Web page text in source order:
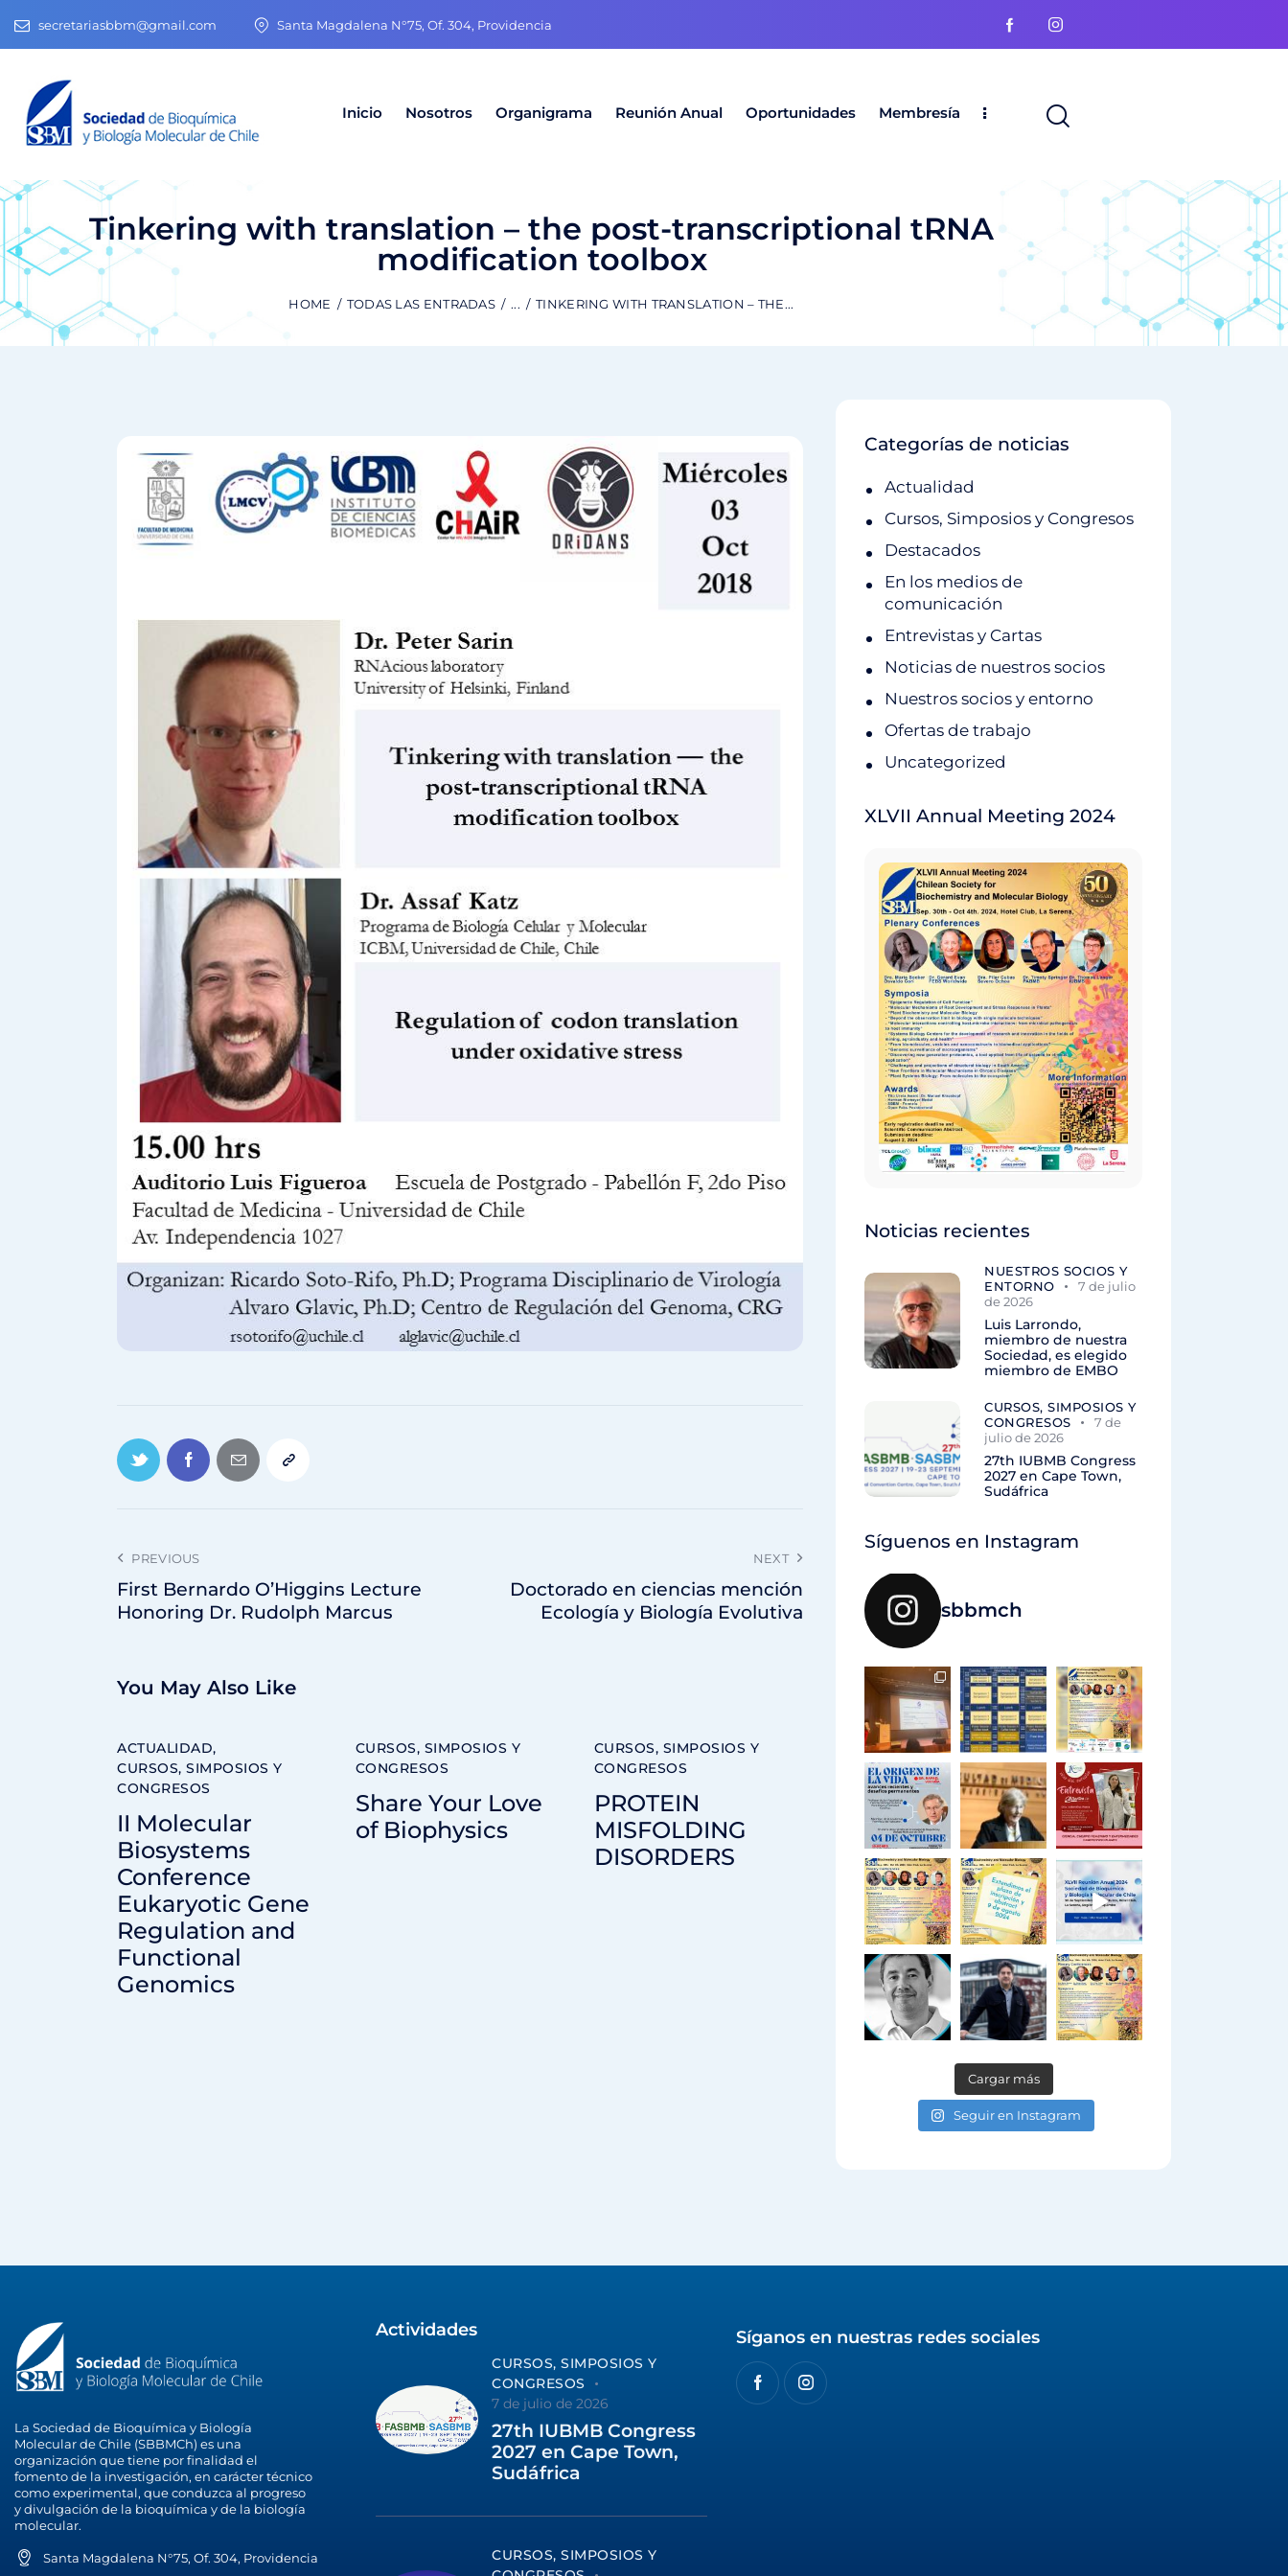
secretariasbbm@gmail.com Santa Magdalena N°75, Of. 304, Providencia
Inicio Nosotros Organigrama Reunión Anual Oportunidades Membresía
Tinkering with translation – the post-transcriptional tRNA
modification toolbox
HOME TODAS LAS ENTRADAS ... TINKERING WITH TRANSLATION – THE...
PREVIOUS
First Bernardo O’Higgins Lecture
Honoring Dr. Rudolph Marcus
NEXT
Doctorado en ciencias mención
Ecología y Biología Evolutiva
You May Also Like
ACTUALIDAD,
CURSOS, SIMPOSIOS Y
CONGRESOS
II Molecular
Biosystems
Conference
Eukaryotic Gene
Regulation and
Functional
Genomics
CURSOS, SIMPOSIOS Y
CONGRESOS
Share Your Love
of Biophysics
CURSOS, SIMPOSIOS Y
CONGRESOS
PROTEIN
MISFOLDING
DISORDERS
Categorías de noticias
Actualidad
Cursos, Simposios y Congresos
Destacados
En los medios de
comunicación
Entrevistas y Cartas
Noticias de nuestros socios
Nuestros socios y entorno
Ofertas de trabajo
Uncategorized
XLVII Annual Meeting 2024
Noticias recientes
NUESTROS SOCIOS Y
ENTORNO
7 de julio
de 2026
Luis Larrondo,
miembro de nuestra
Sociedad, es elegido
miembro de EMBO
CURSOS, SIMPOSIOS Y
CONGRESOS
7 de
julio de 2026
27th IUBMB Congress
2027 en Cape Town,
Sudáfrica
Síguenos en Instagram
sbbmch
Cargar más
Seguir en Instagram
La Sociedad de Bioquímica y Biología
Molecular de Chile (SBBMCh) es una
organización que tiene por finalidad el
fomento de la investigación, en carácter técnico
como experimental, que conduzca al progreso
y divulgación de la bioquímica y de la biología
molecular.
Santa Magdalena N°75, Of. 304, Providencia
Actividades
CURSOS, SIMPOSIOS Y
CONGRESOS
7 de julio de 2026
27th IUBMB Congress
2027 en Cape Town,
Sudáfrica
CURSOS, SIMPOSIOS Y
Síganos en nuestras redes sociales